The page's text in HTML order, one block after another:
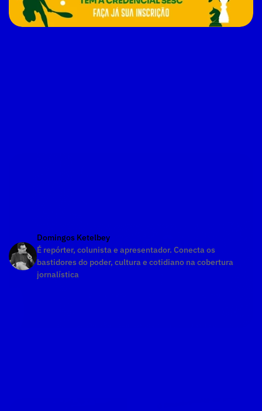
Domingos Ketelbey
É repórter, colunista e apresentador. Conecta os
bastidores do poder, cultura e cotidiano na cobertura
jornalística